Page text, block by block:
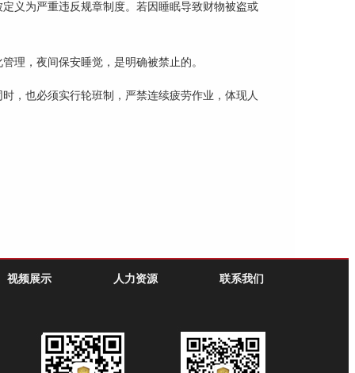
义为严重违反规章制度。若因睡眠导致财物被盗或
理，夜间保安睡觉，是明确被禁止的。
，也必须实行轮班制，严禁连续疲劳作业，体现人
视频展示 人力资源 联系我们